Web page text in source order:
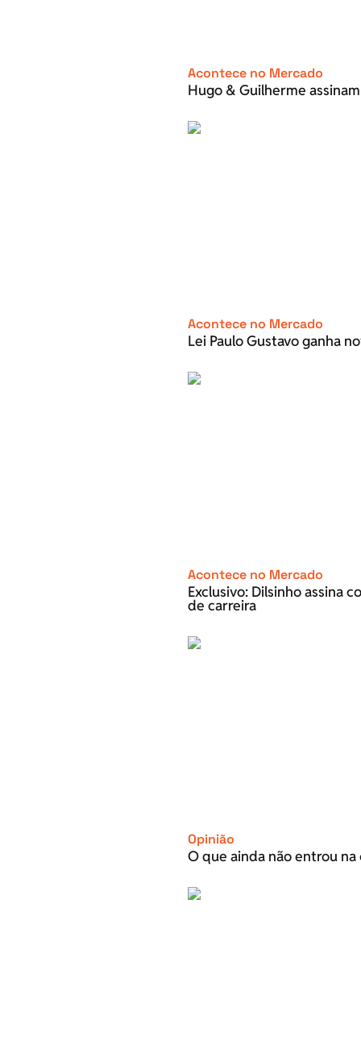
Acontece no Mercado
Hugo & Guilherme
Acontece no Mercado
Lei Paulo Gustavo ganha
Acontece no Mercado
Exclusivo: Dilsinho assina
de carreira
Opinião
O que ainda não entrou